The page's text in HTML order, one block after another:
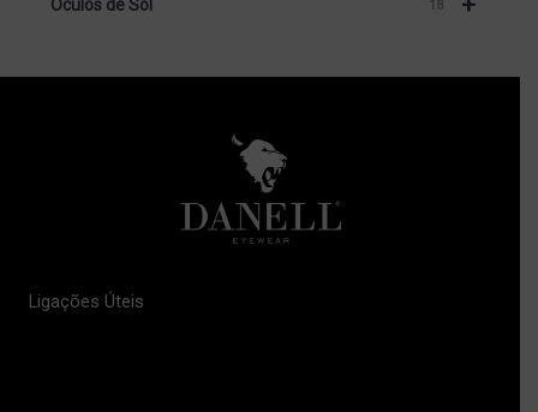
Óculos de Sol 18
Ligações Úteis